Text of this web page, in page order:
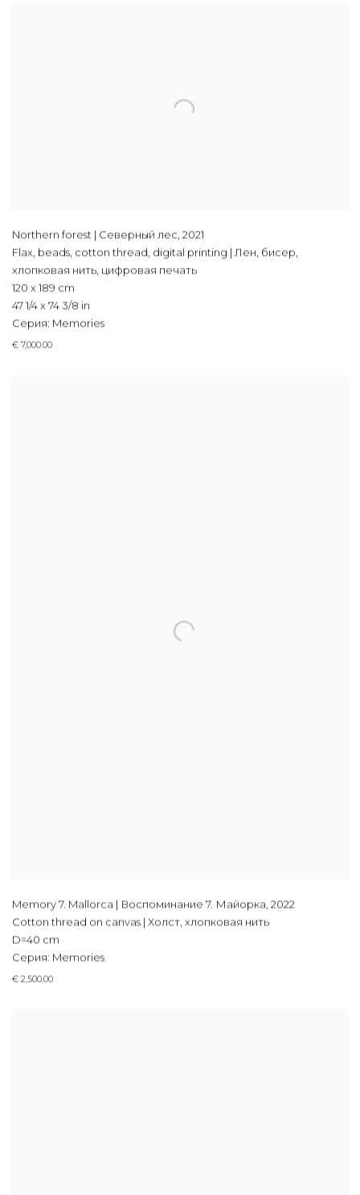
Northern forest | Северный лес, 2021
Flax, beads, cotton thread, digital printing | Лен, бисер,
хлопковая нить, цифровая печать
120 x 189 cm
47 1/4 x 74 3/8 in
Серия: Memories
€ 7,000.00
Memory 7. Mallorca | Воспоминание 7. Майорка, 2022
Cotton thread on canvas | Холст, хлопковая нить
D=40 cm
Серия: Memories
€ 2,500.00